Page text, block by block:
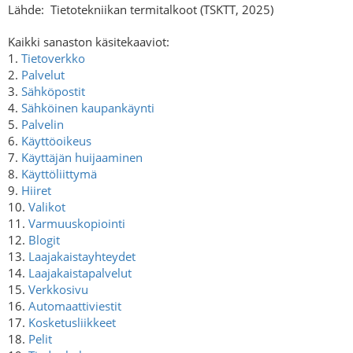
Lähde: Tietotekniikan termitalkoot (TSKTT, 2025)
Kaikki sanaston käsitekaaviot:
1. Tietoverkko
2. Palvelut
3. Sähköpostit
4. Sähköinen kaupankäynti
5. Palvelin
6. Käyttöoikeus
7. Käyttäjän huijaaminen
8. Käyttöliittymä
9. Hiiret
10. Valikot
11. Varmuuskopiointi
12. Blogit
13. Laajakaistayhteydet
14. Laajakaistapalvelut
15. Verkkosivu
16. Automaattiviestit
17. Kosketusliikkeet
18. Pelit